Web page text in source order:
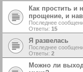
Как простить и
прощение, и
Последнее
Ответы: 15
Я развелась
Последнее
Ответы: 2
Можно ли